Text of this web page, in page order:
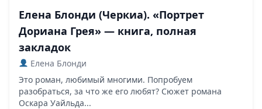
Елена Блонди (Черкиа). «Портрет
Дориана Грея» — книга, полная
закладок
Елена Блонди
Это роман, любимый многими. Попробуем
разобраться, за что же его любят? Сюжет романа
Оскара Уайльда...